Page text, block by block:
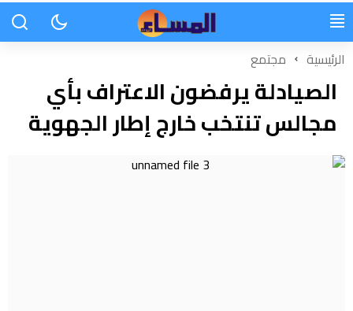
الرئيسية مجتمع
الصيادلة يرفضون الاعتراف بأي
مجالس تنتخب خارج إطار الجهوية